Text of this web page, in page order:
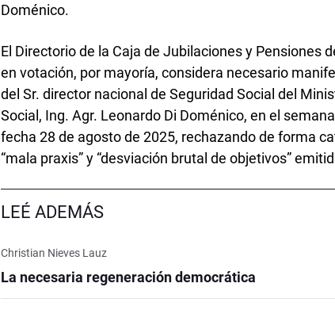
Doménico.
El Directorio de la Caja de Jubilaciones y Pensiones
en votación, por mayoría, considera necesario
del Sr. director nacional de Seguridad Social del
Social, Ing. Agr. Leonardo Di Doménico, en el
fecha 28 de agosto de 2025, rechazando de forma
“mala praxis” y “desviación brutal de objetivos”
LEÉ ADEMÁS
Christian Nieves Lauz
La necesaria regeneración democrática